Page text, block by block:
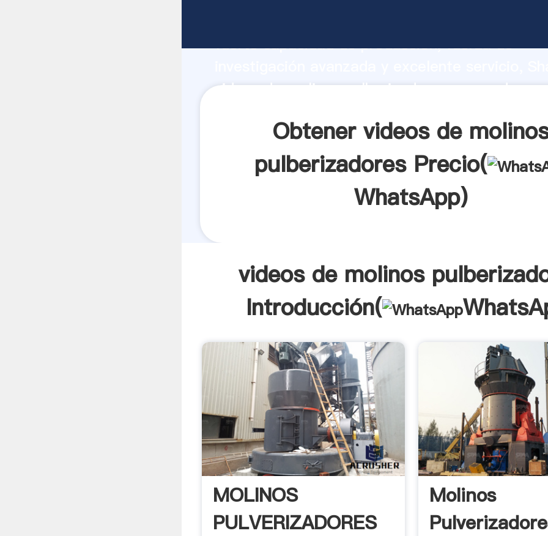
fuerte capacidad de producción, fuerza de
videos de molinos pulberizadores proveedor
Obtener videos de
pulberizadores Precio(
WhatsApp)
videos de molinos
Introducción(
MOLINOS
PULVERIZADORES
Molinos